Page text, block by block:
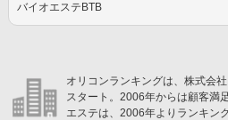
バイオエステBTB
オリコンランキングは、株式会
スタート。2006年からは顧客満
エステは、2006年よりランキン